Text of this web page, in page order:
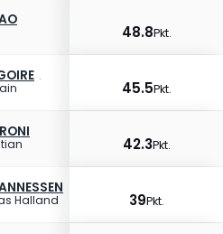
48.8Pkt.
45.5Pkt.
42.3Pkt.
Halland 39Pkt.